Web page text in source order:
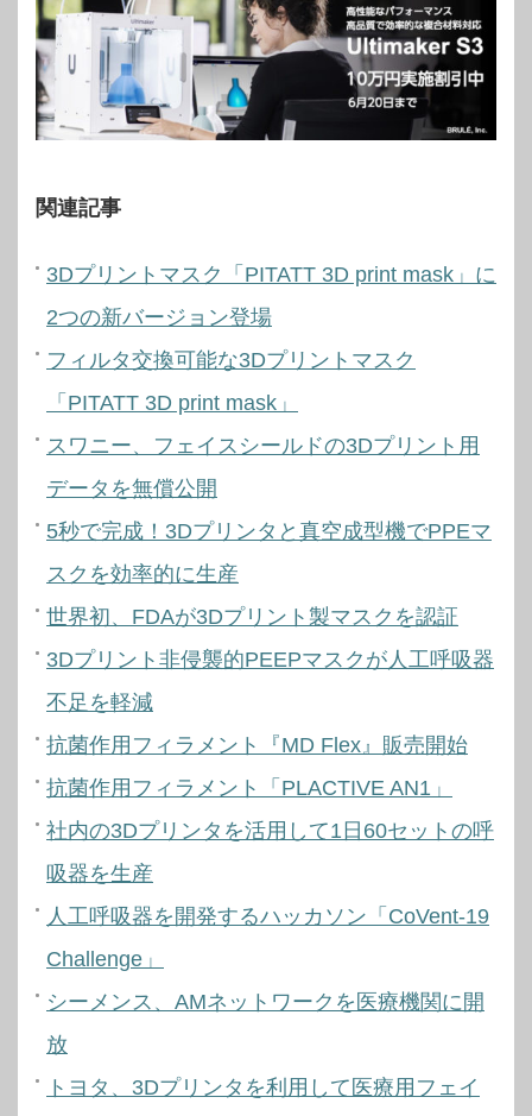
関連記事
3Dプリントマスク「PITATT 3D print mask」に
2つの新バージョン登場
フィルタ交換可能な3Dプリントマスク
「PITATT 3D print mask」
スワニー、フェイスシールドの3Dプリント用
データを無償公開
5秒で完成！3Dプリンタと真空成型機でPPEマ
スクを効率的に生産
世界初、FDAが3Dプリント製マスクを認証
3Dプリント非侵襲的PEEPマスクが人工呼吸器
不足を軽減
抗菌作用フィラメント『MD Flex』販売開始
抗菌作用フィラメント「PLACTIVE AN1」
社内の3Dプリンタを活用して1日60セットの呼
吸器を生産
人工呼吸器を開発するハッカソン「CoVent-19
Challenge」
シーメンス、AMネットワークを医療機関に開
放
トヨタ、3Dプリンタを利用して医療用フェイ